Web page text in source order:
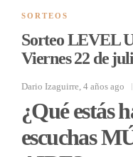
SORTEOS
Sorteo LEVEL
Viernes 22 de
Dario Izaguirre, 4 años ago
¿Qué estás
escuchas